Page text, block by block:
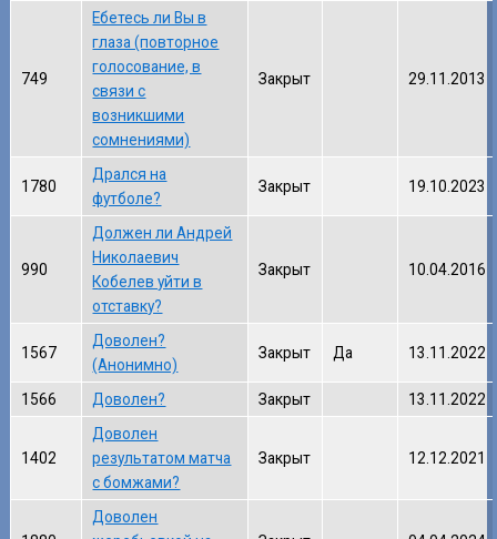
749
Ебетесь ли Вы в
глаза (повторное
голосование, в
связи с
возникшими
сомнениями)
Закрыт 29.11.2013
1780
Дрался на
футболе?
Закрыт 19.10.2023
990
Должен ли Андрей
Николаевич
Кобелев уйти в
отставку?
Закрыт 10.04.2016
1567
Доволен?
(Анонимно)
Закрыт Да 13.11.2022
1566 Доволен? Закрыт 13.11.2022
1402
Доволен
результатом матча
с бомжами?
Закрыт 12.12.2021
Доволен